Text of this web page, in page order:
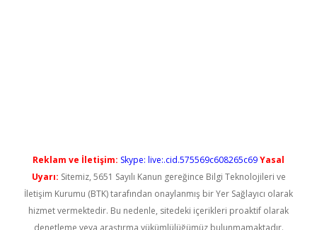
Reklam ve İletişim: Skype: live:.cid.575569c608265c69Yasal
Uyarı: Sitemiz, 5651 Sayılı Kanun gereğince Bilgi Teknolojileri ve
İletişim Kurumu (BTK) tarafından onaylanmış bir Yer Sağlayıcı olarak
hizmet vermektedir. Bu nedenle, sitedeki içerikleri proaktif olarak
denetleme veya araştırma yükümlülüğümüz bulunmamaktadır.